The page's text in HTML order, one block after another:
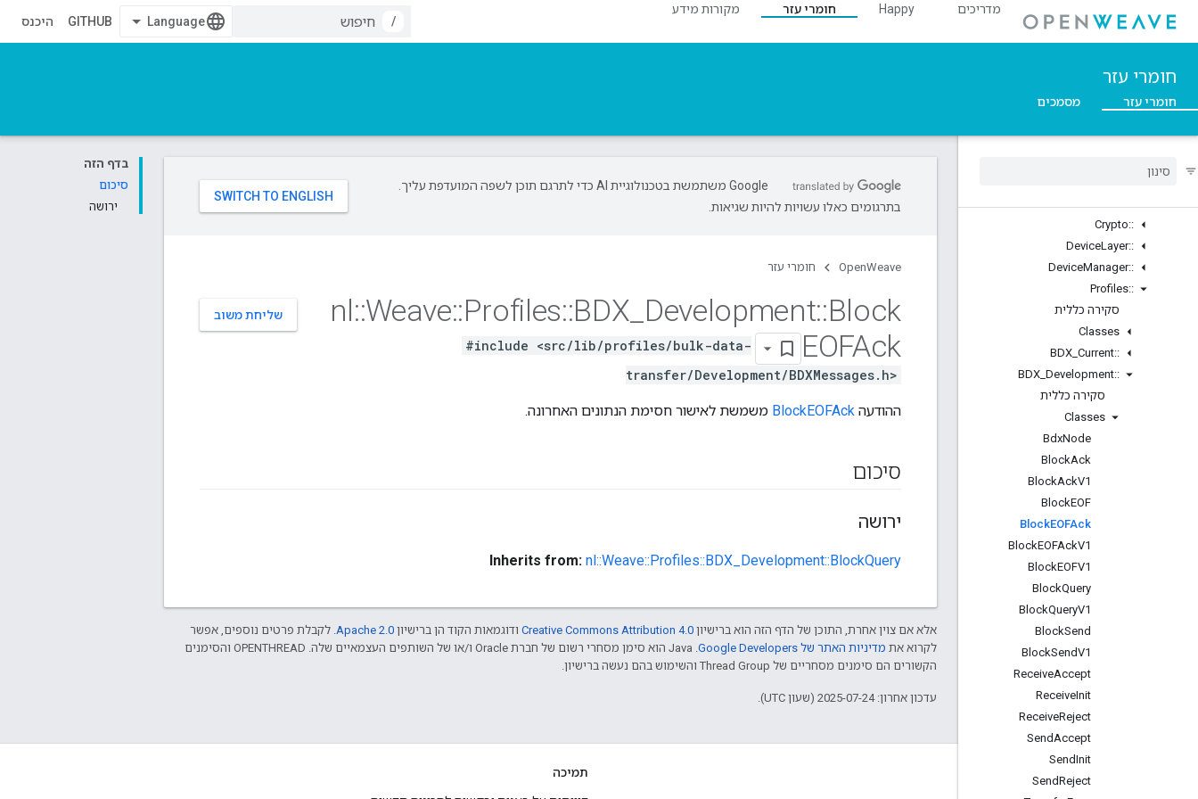
מדריכים Happy חומרי עזר
מקורות מידע
/
GITHUB היכנס
חומרי עזר
חומרי עזר מסמכים
::ArgParser
::Inet
::Weave
Classes
::
Crypto
::
DeviceLayer
::
DeviceManager
::
Profiles
סקירה כללית
Classes
::
BDX Current
::
BDX Development
סקירה כללית
Classes
BdxNode
BlockAck
BlockAckV1
BlockEOF
BlockEOFAck
BlockEOFAckV1
BlockEOFV1
BlockQuery
BlockQueryV1
BlockSend
BlockSendV1
ReceiveAccept
ReceiveInit
ReceiveReject
SendAccept
SendInit
SendReject
בדף הזה
סיכום
ירושה
‫Google משתמשת בטכנולוגיית AI כדי לתרגם תוכן לשפה המועדפת עליך.
בתרגומים כאלו עשויות להיות שגיאות.
OpenWeave חומרי עזר
שליחת משוב nl::Weave::Profiles::BDX Development::Block
EOFAck
#include <src/lib/profiles/bulk-data-
transfer/Development/BDXMessages.h>
ההודעה BlockEOFAck משמשת לאישור חסימת הנתונים האחרונה.
סיכום
ירושה
Inherits from: nl::Weave::Profiles::BDX_Development::BlockQuery
אלא אם צוין אחרת, התוכן של הדף הזה הוא ברישיון Creative Commons Attribution 4.0‏ ודוגמאות הקוד הן ברישיון Apache 2.0‏. לקבלת פרטים נוספים, אפשר
לקרוא את מדיניות האתר של Google Developers‏
.‏ Java הוא סימן מסחרי רשום של חברת Oracle ו/או של השותפים העצמאיים שלה. ‫OPENTHREAD והסימנים
הקשורים הם סימנים מסחריים של Thread Group והשימוש בהם נעשה ברישיון.
עדכון אחרון: 2025-07-24 (שעון UTC).
תמיכה